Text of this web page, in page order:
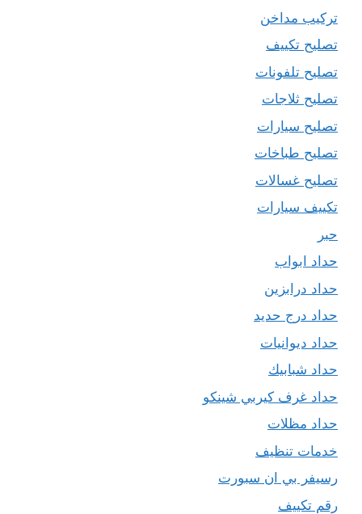
تركيب مداخن
تصليح تكييف
تصليح تلفونات
تصليح ثلاجات
تصليح سيارات
تصليح طباخات
تصليح غسالات
تكييف سيارات
حبر
حداد ابواب
حداد درابزين
حداد درج حديد
حداد ديوانيات
حداد شبابيك
حداد غرف كيربي شينكو
حداد مظلات
خدمات تنظيف
رسيفر بي ان سبورت
رقم تكييف